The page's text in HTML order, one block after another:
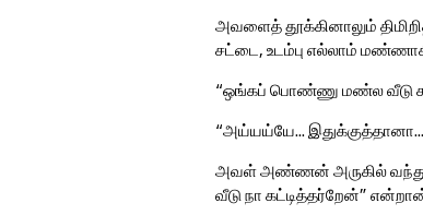
அவளைத் தூக்கினாலும்
சட்டை, உடம்பு எல்லாம்
“ஒங்கப் பொண்ணு மண்ல வீடு
“அய்யய்யே...
அவள் அண்ணன் அருகில் வந்து
வீடு நா கட்டித்தர்றேன்”